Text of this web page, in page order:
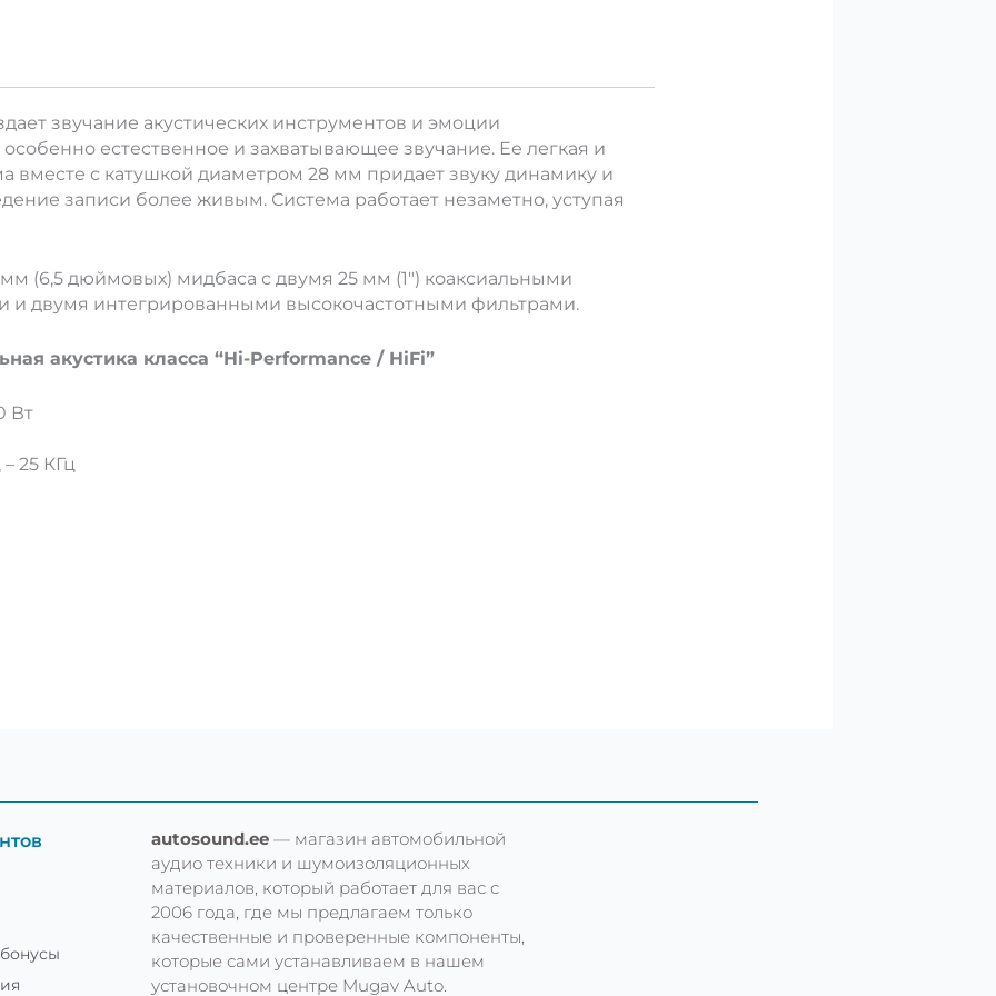
звучание акустических инструментов и эмоции
особенно естественное и захватывающее звучание. Ее легкая и
вместе с катушкой диаметром 28 мм придает звуку динамику и
записи более живым. Система работает незаметно, уступая
(6,5 дюймовых) мидбаса с двумя 25 мм (1″) коаксиальными
и двумя интегрированными высокочастотными фильтрами.
акустика класса “Hi-Performance / HiFi”
Вт
25 КГц
autosound.ee— магазин автомобильной
аудио техники и шумоизоляционных
материалов, который работает для вас с
2006 года, где мы предлагаем только
качественные и проверенные компоненты,
которые сами устанавливаем в нашем
установочном центре Mugav Auto.